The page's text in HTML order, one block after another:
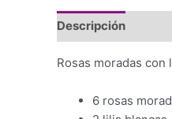
Descripción
Rosas moradas
6 rosas